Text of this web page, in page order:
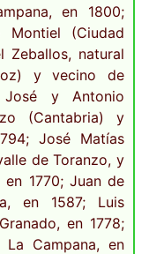
en 1800;
(Ciudad
Zeballos, natural
y vecino de
José y Antonio
(Cantabria) y
José Matías
de Toranzo, y
1770; Juan de
en 1587; Luis
en 1778;
Campana, en